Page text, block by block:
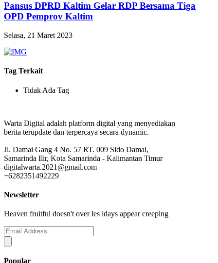
Pansus DPRD Kaltim Gelar RDP Bersama Tiga
OPD Pemprov Kaltim
Selasa, 21 Maret 2023
Tag Terkait
Tidak Ada Tag
Warta Digital adalah platform digital yang menyediakan
berita terupdate dan terpercaya secara dynamic.
Jl. Damai Gang 4 No. 57 RT. 009 Sido Damai,
Samarinda Ilir, Kota Samarinda - Kalimantan Timur
digitalwarta.2021@gmail.com
+6282351492229
Newsletter
Heaven fruitful doesn't over les idays appear creeping
Popular